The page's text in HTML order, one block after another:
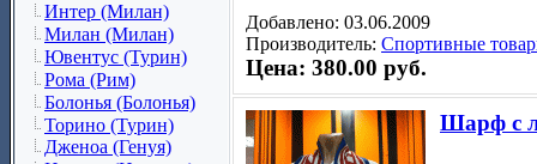
Интер (Милан)
Милан (Милан)
Ювентус (Турин)
Рома (Рим)
Болонья (Болонья)
Торино (Турин)
Дженоа (Генуя)
Добавлено: 03.06.2009
Производитель: Спортивные
Цена: 380.00 руб.
Шарф с